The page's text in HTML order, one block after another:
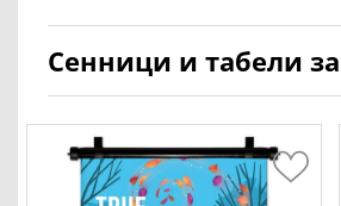
Сенници и табели